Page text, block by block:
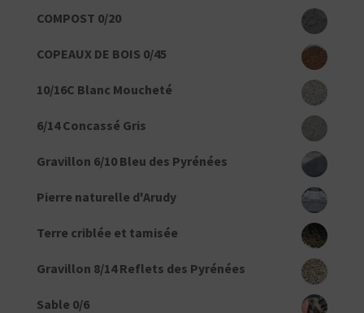
COMPOST 0/20
COPEAUX DE BOIS 0/45
10/16C Blanc Moucheté
6/14 Concassé Gris
Gravillon 6/10 Bleu des Pyrénées
Pierre naturelle d'Arudy
Terre criblée et tamisée
Gravillon 8/14 Reflets des Pyrénées
Sable 0/6